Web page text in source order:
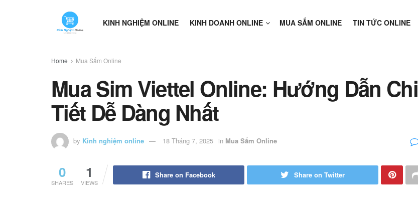
KINH NGHIỆM ONLINE KINH DOANH ONLINE MUA SẮM ONLINE TIN TỨC ONLINE
Home Mua Sắm Online
Mua Sim Viettel Online: Hướng Dẫn Chi
Tiết Dễ Dàng Nhất
by Kinh nghiệm online 18 Tháng 7, 2025 in Mua Sắm Online
0
SHARES
1
VIEWS
Share on Facebook Share on Twitter